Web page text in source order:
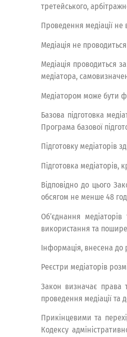
третейського,
Проведення медіації не
Медіація не
Медіація проводиться
медіатора,
Медіатором може бути
Базова підготовка
Програма базової
Підготовку медіаторів
Підготовка медіаторів,
Відповідно до цього
обсягом не менше 48
Об’єднання
використання та
Інформація, внесена до
Реєстри медіаторів
Закон визначає права
проведення медіації та
Прикінцевими та
Кодексу